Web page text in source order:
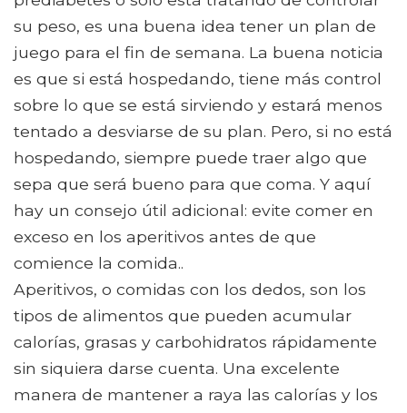
su peso, es una buena idea tener un plan de
juego para el fin de semana. La buena noticia
es que si está hospedando, tiene más control
sobre lo que se está sirviendo y estará menos
tentado a desviarse de su plan. Pero, si no está
hospedando, siempre puede traer algo que
sepa que será bueno para que coma. Y aquí
hay un consejo útil adicional: evite comer en
exceso en los aperitivos antes de que
comience la comida..
Aperitivos, o comidas con los dedos, son los
tipos de alimentos que pueden acumular
calorías, grasas y carbohidratos rápidamente
sin siquiera darse cuenta. Una excelente
manera de mantener a raya las calorías y los